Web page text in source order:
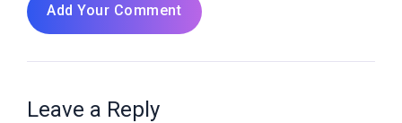
Add Your Comment
Leave a Reply